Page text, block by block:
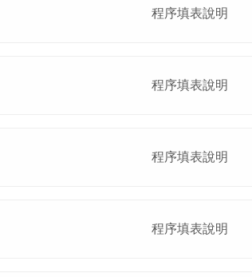
程序填表說明
程序填表說明
程序填表說明
程序填表說明